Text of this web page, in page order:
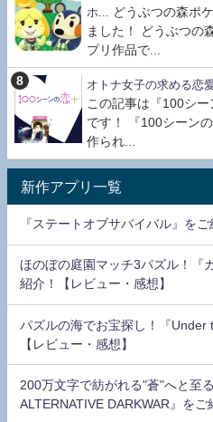
ホ...
どうぶつの森ポ
ました！ どうぶつの
プリ作品で...
オトナ女子の求める恋
この記事は『100シ
です！ 『100シーン
作られ...
新作アプリ一覧
『ステートオブサバイバル』を
ほのぼの庭園マッチ3パズル！『
紹介！【レビュー・感想】
パズルの海でお宝探し！『Under
【レビュー・感想】
200万文字で紡がれる"蒼"へと至
ALTERNATIVE DARKWAR』をご